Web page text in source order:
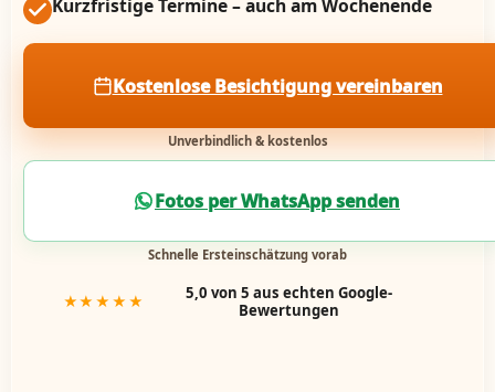
Kurzfristige Termine – auch am Wochenende
Kostenlose Besichtigung vereinbaren
Unverbindlich & kostenlos
Fotos per WhatsApp senden
Schnelle Ersteinschätzung vorab
★★★★★
5,0 von 5 aus echten Google-
Bewertungen